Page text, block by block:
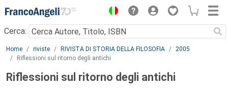
Menu
Cerca:
Main content
Home riviste RIVISTA DI STORIA DELLA FILOSOFIA
2005
Riflessioni sul ritorno degli antichi
Riflessioni sul ritorno degli antichi